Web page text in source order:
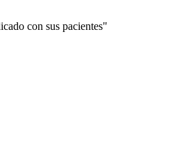
con sus pacientes"